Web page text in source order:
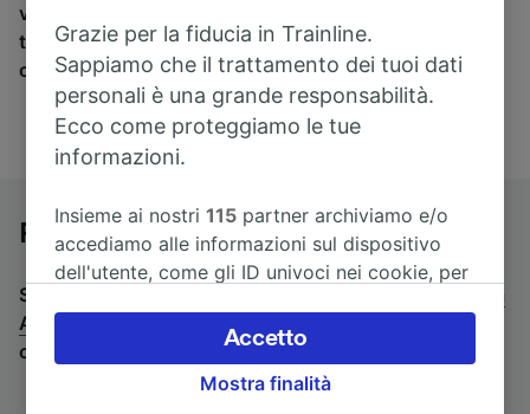
viaggio in treno e in pullman. Con Trainline puoi
trovare i biglietti per viaggiare con oltre 170
compagnie ferroviarie e dei pullman.
Pullman da Lucca a Alessandria
Stai cercando un viaggio di ritorno? Vai su
Alessandria a Lucca
Se preferisci prendere il treno,
consulta la pagina
treni da Lucca a Alessandria
Grazie per la fiducia in Trainline.
Sappiamo che il trattamento dei tuoi dati
personali è una grande responsabilità.
Ecco come proteggiamo le tue
informazioni.
Insieme ai nostri115 partner archiviamo e/o
accediamo alle informazioni sul dispositivo
dell'utente, come gli ID univoci nei cookie, per
accettare o gestire le proprie scelte facendo
clic di seguito, tra cui il proprio diritto di
opporsi sulla base di un interesse legittimo o
Mostra finalità
Accetto